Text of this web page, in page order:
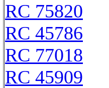
RC 75820
RC 45786
RC 77018
RC 45909